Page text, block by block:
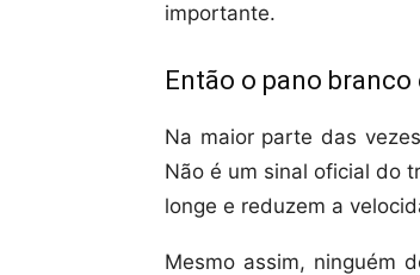
importante.
Então o pano branco
Na maior parte das
Não é um sinal oficial do
longe e reduzem a
Mesmo assim, ninguém